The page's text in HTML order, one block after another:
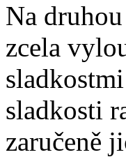
Na
zcela
sladkosti
zaručeně